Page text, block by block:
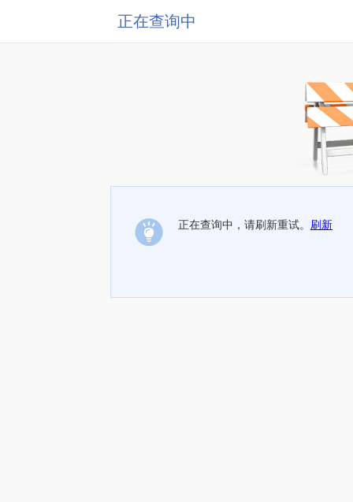
正在查询中
正在查询中，请刷新重试。 刷新